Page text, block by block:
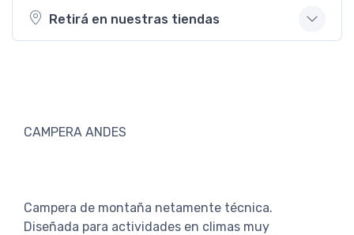
Retirá en nuestras tiendas
CAMPERA ANDES
Campera de montaña netamente técnica.
Diseñada para actividades en climas muy